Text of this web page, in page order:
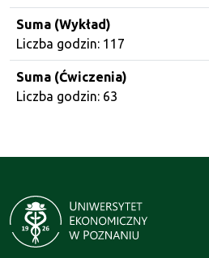
Suma (Wykład)
Liczba godzin: 117
Suma (Ćwiczenia)
Liczba godzin: 63